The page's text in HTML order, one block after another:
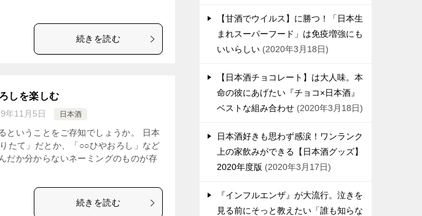
続きを読む
しを楽しむ
年11月5日 日本酒
ということをご存知でしょうか。 日本
たて」だとか、「○○ひやおろし」など
だか分からないネーミングのものが存
続きを読む
【甘酒でウイルス】に勝つ！「日本生
まれスーパーフード」は免疫増強にも
いいらしい
2020年3月18日
【日本酒チョコレート】は大人味。本
命の彼にあげたい『チョコ×日本酒』
ベストな組み合わせ
2020年3月18日
日本酒好きも思わず感涙！ワンランク
上の家飲みができる【日本酒グッズ】
2020年度版
2020年3月17日
『インフルエンザ』が大流行。泣きを
見る前にそっと教えたい「誰も知らな